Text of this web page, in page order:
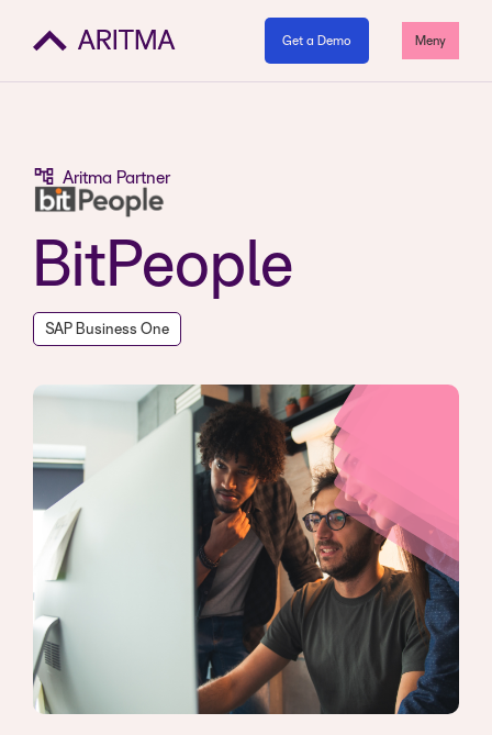
Get a Demo Meny
Aritma Partner
BitPeople
SAP Business One